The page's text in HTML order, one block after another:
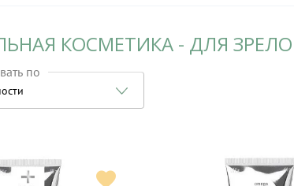
КОСМЕТИКА - ДЛЯ
по